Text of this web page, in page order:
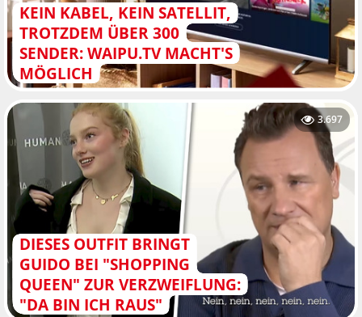
KEIN KABEL, KEIN SATELLIT,
TROTZDEM ÜBER 300
SENDER: WAIPU.TV MACHT'S
MÖGLICH
DIESES OUTFIT BRINGT
GUIDO BEI "SHOPPING
QUEEN" ZUR VERZWEIFLUNG:
"DA BIN ICH RAUS"
3.697